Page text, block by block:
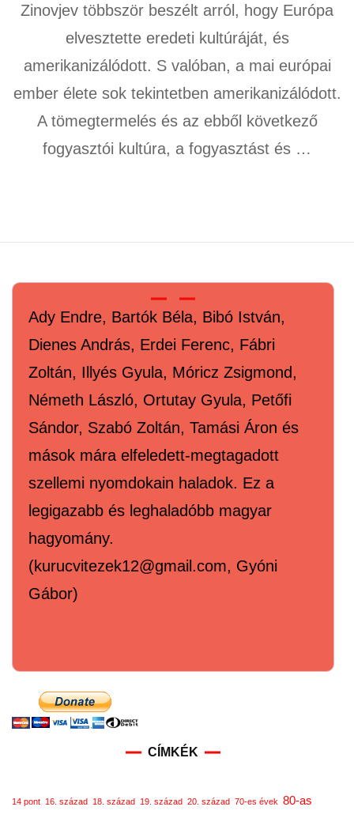
Zinovjev többször beszélt arról, hogy Európa
elvesztette eredeti kultúráját, és
amerikanizálódott. S valóban, a mai európai
ember élete sok tekintetben amerikanizálódott.
A tömegtermelés és az ebből következő
fogyasztói kultúra, a fogyasztást és …
Ady Endre, Bartók Béla, Bibó István,
Dienes András, Erdei Ferenc, Fábri
Zoltán, Illyés Gyula, Móricz Zsigmond,
Németh László, Ortutay Gyula, Petőfi
Sándor, Szabó Zoltán, Tamási Áron és
mások mára elfeledett-megtagadott
szellemi nyomdokain haladok. Ez a
legigazabb és leghaladóbb magyar
hagyomány.
(kurucvitezek12@gmail.com, Gyóni
Gábor)
CÍMKÉK
14 pont 16. század 18. század 19. század 20. század 70-es évek 80-as